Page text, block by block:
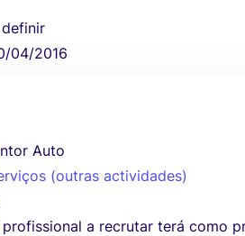
04/2016
Auto
(outras actividades)
profissional a recrutar terá como